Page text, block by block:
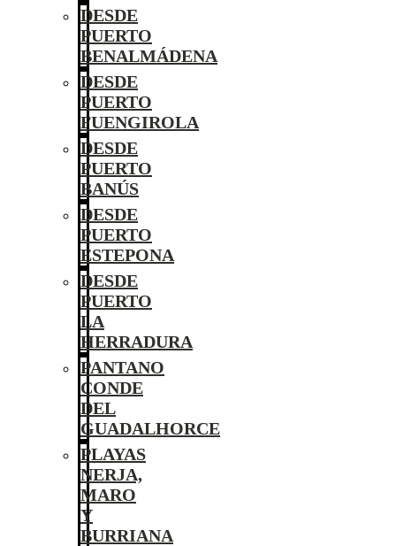
DESDE
PUERTO
BENALMÁDENA
DESDE
PUERTO
FUENGIROLA
DESDE
PUERTO
BANÚS
DESDE
PUERTO
ESTEPONA
DESDE
PUERTO
LA
HERRADURA
PANTANO
CONDE
DEL
GUADALHORCE
PLAYAS
NERJA,
MARO
Y
BURRIANA